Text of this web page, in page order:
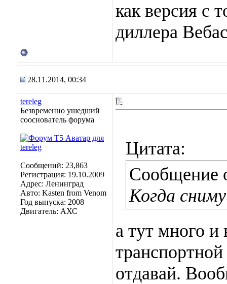
как версия с
диллера
28.11.2014, 00:34
tereleg
Безвременно ушедший
сооснователь форума
Сообщений: 23,863
Регистрация: 19.10.2009
Адрес: Ленинград
Авто: Kasten from Venom
Год выпуска: 2008
Двигатель: АХС
Цитата:
Сообщение
Когда
а тут много
отдавай.